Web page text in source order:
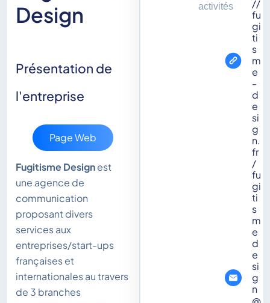
Design
Présentation de
l'entreprise
Page Web
Fugitisme Designest
une agence de
communication
proposant divers
services aux
entreprises/start-ups
françaises et
internationales au travers
de 3 branches
activités
//
fu
gi
ti
s
m
e
-
d
e
si
g
n.
fr
/
fu
gi
ti
s
m
e
d
e
si
g
n
@